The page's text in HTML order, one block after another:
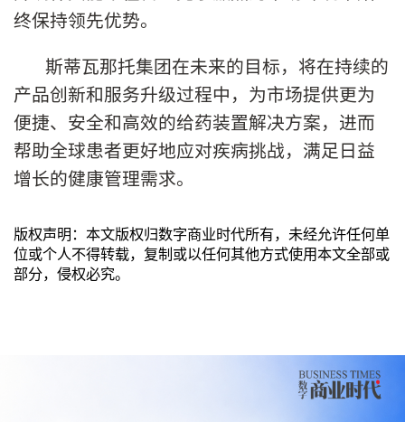
终保持领先优势。
斯蒂瓦那托集团在未来的目标，将在持续的
产品创新和服务升级过程中，为市场提供更为
便捷、安全和高效的给药装置解决方案，进而
帮助全球患者更好地应对疾病挑战，满足日益
增长的健康管理需求。
版权声明：本文版权归数字商业时代所有，未经允许任何单
位或个人不得转载，复制或以任何其他方式使用本文全部或
部分，侵权必究。